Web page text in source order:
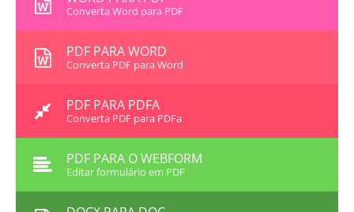
Converta Word para PDF
PDF PARA WORD
Converta PDF para Word
PDF PARA PDFA
Converta PDF para PDFa
PDF PARA O WEBFORM
Editar formulário em PDF